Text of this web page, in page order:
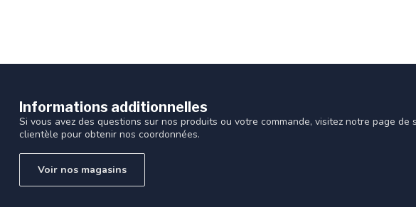
Informations additionnelles
Si vous avez des questions sur nos produits ou votre commande, visitez notre page de
clientèle pour obtenir nos coordonnées.
Voir nos magasins